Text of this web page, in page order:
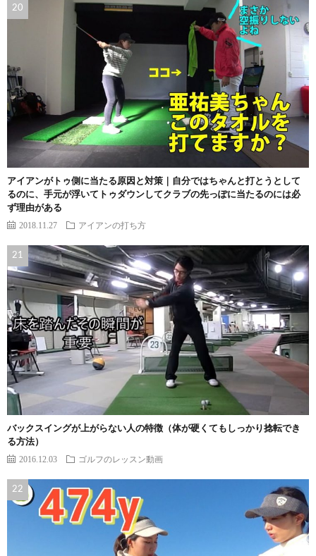
アイアンがトゥ側に当たる原因と対策｜自分ではちゃんと打とうとして
るのに、手元が浮いてトゥダウンしてクラブの先っぽに当たるのには必
ず理由がある
2018.11.27 アイアンの打ち方
バックスイングが上がらない人の特徴（体が硬くてもしっかり捻転でき
る方法）
2016.12.03 ゴルフのレッスン動画